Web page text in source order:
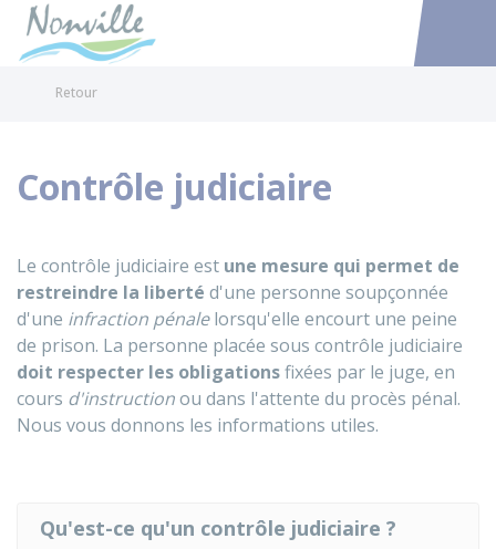
Accéder
Retour
Contrôle judiciaire
Le contrôle judiciaire est une mesure qui permet de
restreindre la liberté d'une personne soupçonnée
d'une infraction pénalelorsqu'elle encourt une peine
de prison. La personne placée sous contrôle judiciaire
doit respecter les obligationsfixées par le juge, en
cours d'instructionou dans l'attente du procès pénal.
Nous vous donnons les informations utiles.
Qu'est-ce qu'un contrôle judiciaire ?